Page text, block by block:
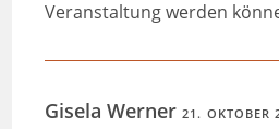
Veranstaltung werden
Gisela Werner21. OKTOBER